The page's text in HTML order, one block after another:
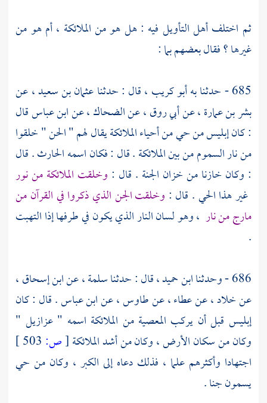
ثم اختلف أهل التأويل فيه : هل هو من الملائكة ، أم هو من
غيرها ؟ فقال بعضهم بما :
685 - حدثنا به
أبو كريب ،قال : حدثناعثمان بن سعيد ،عن
بشر بن عمارة ،عنأبي روق ،عنالضحاك ،عنابن عباسقال
: كان إبليس من حي من أحياء الملائكة يقال لهم " الحن " خلقوا
من نار السموم من بين الملائكة . قال : فكان اسمه الحارث . قال
: وكان خازنا من خزان الجنة . قال : وخلقت الملائكة من نور
غير هذا الحي . قال : وخلقت الجن الذي ذكروا في القرآن من
مارج من نار ، وهو لسان النار الذي يكون في طرفها إذا التهبت
.
686 - وحدثنا
ابن حميد ،قال : حدثناسلمة ،عنابن إسحاق ،
عنخلاد ،عنعطاء ،عنطاوس ،عنابن عباس. قال : كان
إبليس قبل أن يركب المعصية من الملائكة اسمه " عزازيل "
وكان من سكان الأرض ، وكان من أشد الملائكة[ص:
اجتهادا وأكثرهم علما ، فذلك دعاه إلى الكبر ، وكان من حي
يسمون جنا .